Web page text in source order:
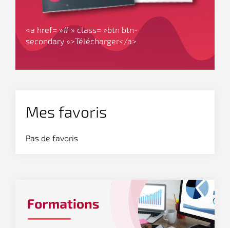
<a href= »# » class= »btn btn-
secondary »>Télécharger</a>
Mes favoris
Pas de favoris